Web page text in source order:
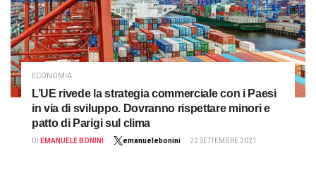
ECONOMIA
L’UE rivede la strategia commerciale con i Paesi
in via di sviluppo. Dovranno rispettare minori e
patto di Parigi sul clima
DI EMANUELE BONINI emanuelebonini 22 SETTEMBRE 2021